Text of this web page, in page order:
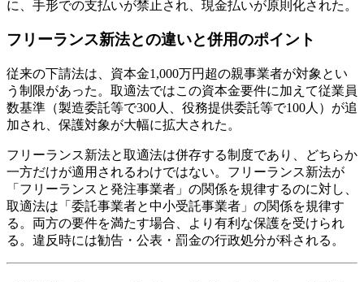
に、手形での支払いが禁止され、現金払いが原則化された。
フリーランス新法との違いと併用のポイント
従来の下請法は、資本金1,000万円超の親事業者が対象とい
う制限があった。取適法ではこの資本金要件に加えて従業員
数基準（製造委託等で300人、役務提供委託等で100人）が追
加され、保護対象が大幅に拡大された。
フリーランス新法と取適法は併存する制度であり、どちらか
一方だけが適用されるわけではない。フリーランス新法が
「フリーランスと発注事業者」の関係を規律するのに対し、
取適法は「委託事業者と中小受託事業者」の関係を規律す
る。両方の要件を満たす場合、より有利な保護を受けられ
る。違反時には勧告・公表・罰金の行政処分が科される。